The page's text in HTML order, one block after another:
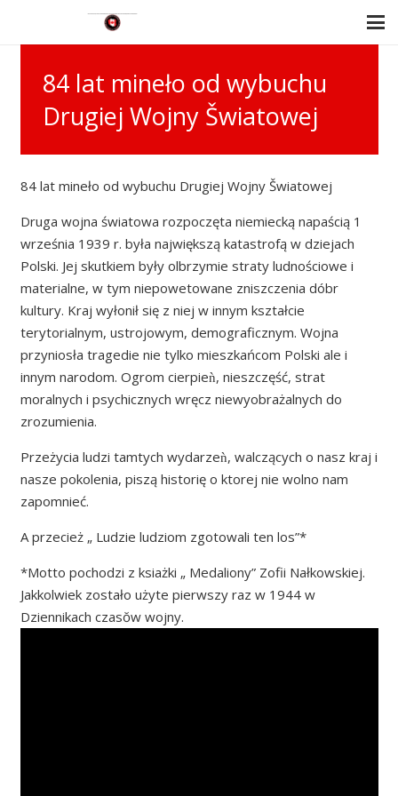
84 lat mineło od wybuchu
Drugiej Wojny Šwiatowej
84 lat mineło od wybuchu Drugiej Wojny Šwiatowej
Druga wojna światowa rozpoczęta niemiecką napaścią 1
września 1939 r. była największą katastrofą w dziejach
Polski. Jej skutkiem były olbrzymie straty ludnościowe i
materialne, w tym niepowetowane zniszczenia dóbr
kultury. Kraj wyłonił się z niej w innym kształcie
terytorialnym, ustrojowym, demograficznym. Wojna
przyniosła tragedie nie tylko mieszkańcom Polski ale i
innym narodom. Ogrom cierpieǹ, nieszczęść, strat
moralnych i psychicznych wręcz niewyobrażalnych do
zrozumienia.
Przeżycia ludzi tamtych wydarzeǹ, walczących o nasz kraj i
nasze pokolenia, piszą historię o ktorej nie wolno nam
zapomnieć.
A przecież „ Ludzie ludziom zgotowali ten los”*
*Motto pochodzi z ksiażki „ Medaliony” Zofii Nałkowskiej.
Jakkolwiek zostało użyte pierwszy raz w 1944 w
Dziennikach czasŏw wojny.